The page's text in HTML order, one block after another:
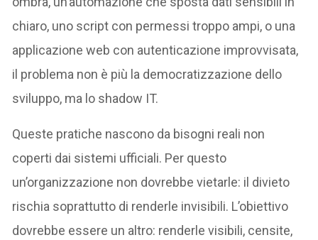
chiaro, uno script con permessi troppo ampi, o una
applicazione web con autenticazione improvvisata,
il problema non è più la democratizzazione dello
sviluppo, ma lo shadow IT.
Queste pratiche nascono da bisogni reali non
coperti dai sistemi ufficiali. Per questo
un’organizzazione non dovrebbe vietarle: il divieto
rischia soprattutto di renderle invisibili. L’obiettivo
dovrebbe essere un altro: renderle visibili, censite,